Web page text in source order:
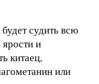
судить всю
и
китаец,
или